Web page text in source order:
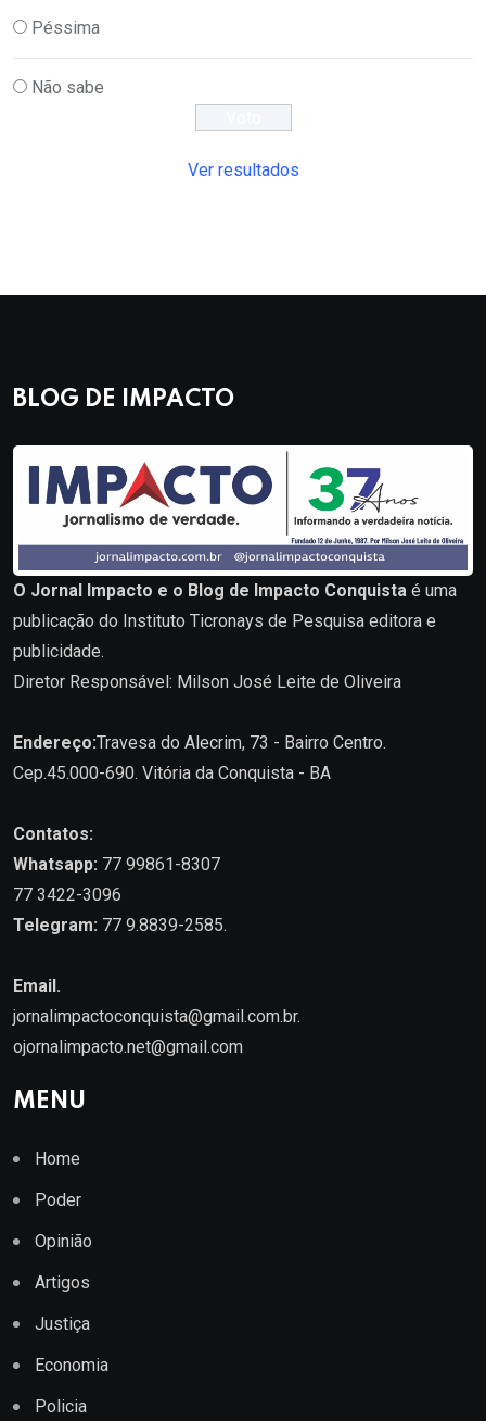
Péssima
Não sabe
Ver resultados
BLOG DE IMPACTO
O Jornal Impacto e o Blog de Impacto Conquista é uma
publicação do Instituto Ticronays de Pesquisa editora e
publicidade.
Diretor Responsável: Milson José Leite de Oliveira
Endereço:Travesa do Alecrim, 73 - Bairro Centro.
Cep.45.000-690. Vitória da Conquista - BA
Contatos:
Whatsapp: 77 99861-8307
77 3422-3096
Telegram: 77 9.8839-2585.
Email.
jornalimpactoconquista@gmail.com.br.
ojornalimpacto.net@gmail.com
MENU
Home
Poder
Opinião
Artigos
Justiça
Economia
Policia